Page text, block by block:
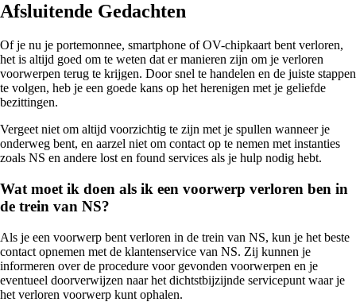
Afsluitende Gedachten
Of je nu je portemonnee, smartphone of OV-chipkaart bent verloren,
het is altijd goed om te weten dat er manieren zijn om je verloren
voorwerpen terug te krijgen. Door snel te handelen en de juiste stappen
te volgen, heb je een goede kans op het herenigen met je geliefde
bezittingen.
Vergeet niet om altijd voorzichtig te zijn met je spullen wanneer je
onderweg bent, en aarzel niet om contact op te nemen met instanties
zoals NS en andere lost en found services als je hulp nodig hebt.
Wat moet ik doen als ik een voorwerp verloren ben in
de trein van NS?
Als je een voorwerp bent verloren in de trein van NS, kun je het beste
contact opnemen met de klantenservice van NS. Zij kunnen je
informeren over de procedure voor gevonden voorwerpen en je
eventueel doorverwijzen naar het dichtstbijzijnde servicepunt waar je
het verloren voorwerp kunt ophalen.